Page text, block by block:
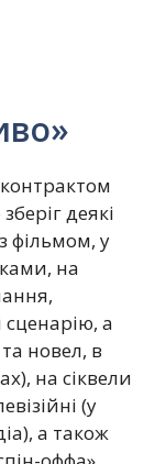
деякі
фільмом, у
на
сценарію, а
новел, в
на сіквели
(у
а також